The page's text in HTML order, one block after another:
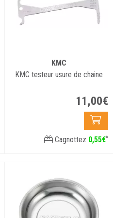
KMC
KMC testeur usure de chaine
11,00€
Cagnottez 0,55€*